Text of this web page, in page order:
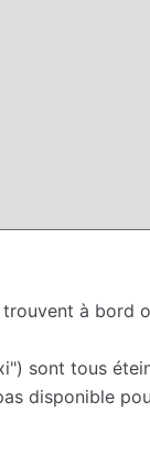
à bord
sont tous
disponible